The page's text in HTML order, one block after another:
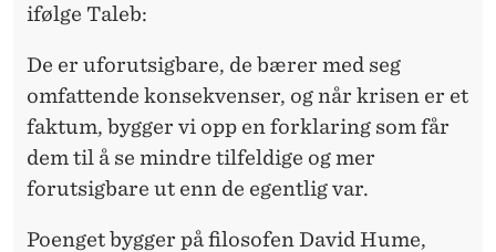
ifølge Taleb:
De er uforutsigbare, de bærer med seg
omfattende konsekvenser, og når krisen er et
faktum, bygger vi opp en forklaring som får
dem til å se mindre tilfeldige og mer
forutsigbare ut enn de egentlig var.
Poenget bygger på filosofen David Hume,